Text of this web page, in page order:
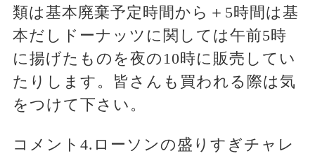
類は基本廃棄予定時間から＋5時間は基
本だしドーナッツに関しては午前5時
に揚げたものを夜の10時に販売してい
たりします。皆さんも買われる際は気
をつけて下さい。
コメント4.ローソンの盛りすぎチャレ